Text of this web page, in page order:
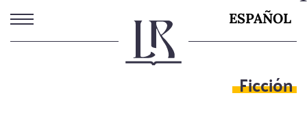
Pasar
contenido
ESPAÑOL
Ficción